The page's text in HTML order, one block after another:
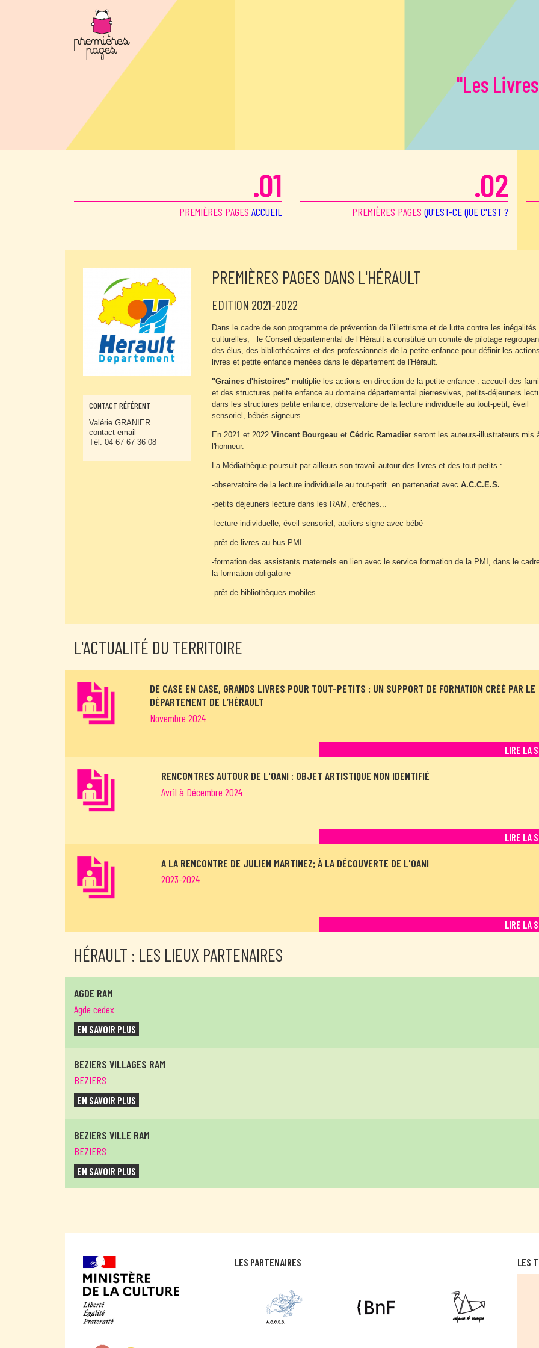
"Les
.01
PREMIÈRES PAGES ACCUEIL
.02
PREMIÈRES PAGES QU'EST-CE QUE C'EST ?
CONTACT RÉFÉRENT
Valérie GRANIER
contact email
Tél. 04 67 67 36 08
PREMIÈRES PAGES DANS L'HÉRAULT
EDITION 2021-2022
Dans le cadre de son programme de prévention de l’illettrisme et de lutte contre les inégalités
culturelles,
le Conseil départemental de l’Hérault a constitué un comité de pilotage
des élus, des bibliothécaires et des professionnels de la petite enfance pour définir les actions
livres et petite enfance menées dans le département de l'Hérault.
"Graines d'histoires" multiplie les actions en direction de la petite enfance : accueil des
et des structures petite enfance au domaine départemental pierresvives, petits-déjeuners
dans les structures petite enfance, observatoire de la lecture individuelle au tout-petit, éveil
sensoriel, bébés-signeurs....
En 2021 et 2022 Vincent Bourgeau et Cédric Ramadier seront les auteurs-illustrateurs mis
l'honneur.
La Médiathèque poursuit par ailleurs son travail autour des livres et des tout-petits :
-observatoire de la lecture individuelle au tout-petit en partenariat avec A.C.C.E.S.
-petits déjeuners lecture dans les RAM, crèches...
-lecture individuelle, éveil sensoriel, ateliers signe avec bébé
-prêt de livres au bus PMI
-formation des assistants maternels en lien avec le service formation de la PMI, dans le
la formation obligatoire
-prêt de bibliothèques mobiles
L'ACTUALITÉ DU TERRITOIRE
DE CASE EN CASE, GRANDS LIVRES POUR TOUT-PETITS : UN SUPPORT DE FORMATION CRÉÉ PAR LE
DÉPARTEMENT DE L’HÉRAULT
Novembre 2024
LIRE LA
RENCONTRES AUTOUR DE L'OANI : OBJET ARTISTIQUE NON IDENTIFIÉ
Avril à Décembre 2024
LIRE LA
A LA RENCONTRE DE JULIEN MARTINEZ; À LA DÉCOUVERTE DE L'OANI
2023-2024
LIRE LA
HÉRAULT : LES LIEUX PARTENAIRES
AGDE RAM
Agde cedex
EN SAVOIR PLUS
BEZIERS VILLAGES RAM
BEZIERS
EN SAVOIR PLUS
BEZIERS VILLE RAM
BEZIERS
EN SAVOIR PLUS
CARNON MEDIATHEQUE
CARNON
EN SAVOIR PLUS
LES PARTENAIRES LES